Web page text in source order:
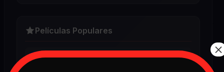
Películas Populares
×